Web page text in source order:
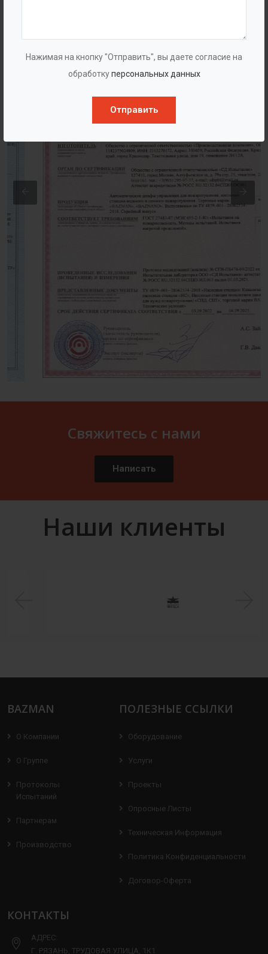
Нажимая на кнопку "Отправить", вы даете согласие на
обработкуперсональных данных
Отправить
Свяжитесь с нами
Написать
Наши клиенты
BAZMAN
О Компании
О Группе
Протоколы
Испытаний
Партнерам
Производство
ПОЛЕЗНЫЕ ССЫЛКИ
Оборудование
Услуги
Проекты
Опросные Листы
Техническая Информация
Политика Конфиденциальности
Договор-Оферта
КОНТАКТЫ
АДРЕС:
Г. РЯЗАНЬ, ТРУДОВАЯ УЛИЦА, 1К1